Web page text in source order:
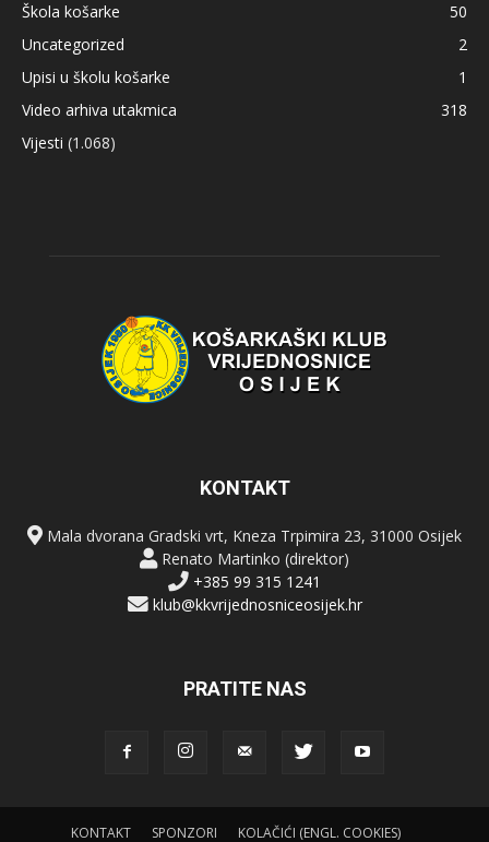
Škola košarke
50
Uncategorized
2
Upisi u školu košarke
1
Video arhiva utakmica
318
Vijesti (1.068)
KONTAKT
Mala dvorana Gradski vrt, Kneza Trpimira 23, 31000 Osijek
Renato Martinko (direktor)
+385 99 315 1241
klub@kkvrijednosniceosijek.hr
PRATITE NAS
KONTAKT SPONZORI KOLAČIĆI (ENGL. COOKIES)